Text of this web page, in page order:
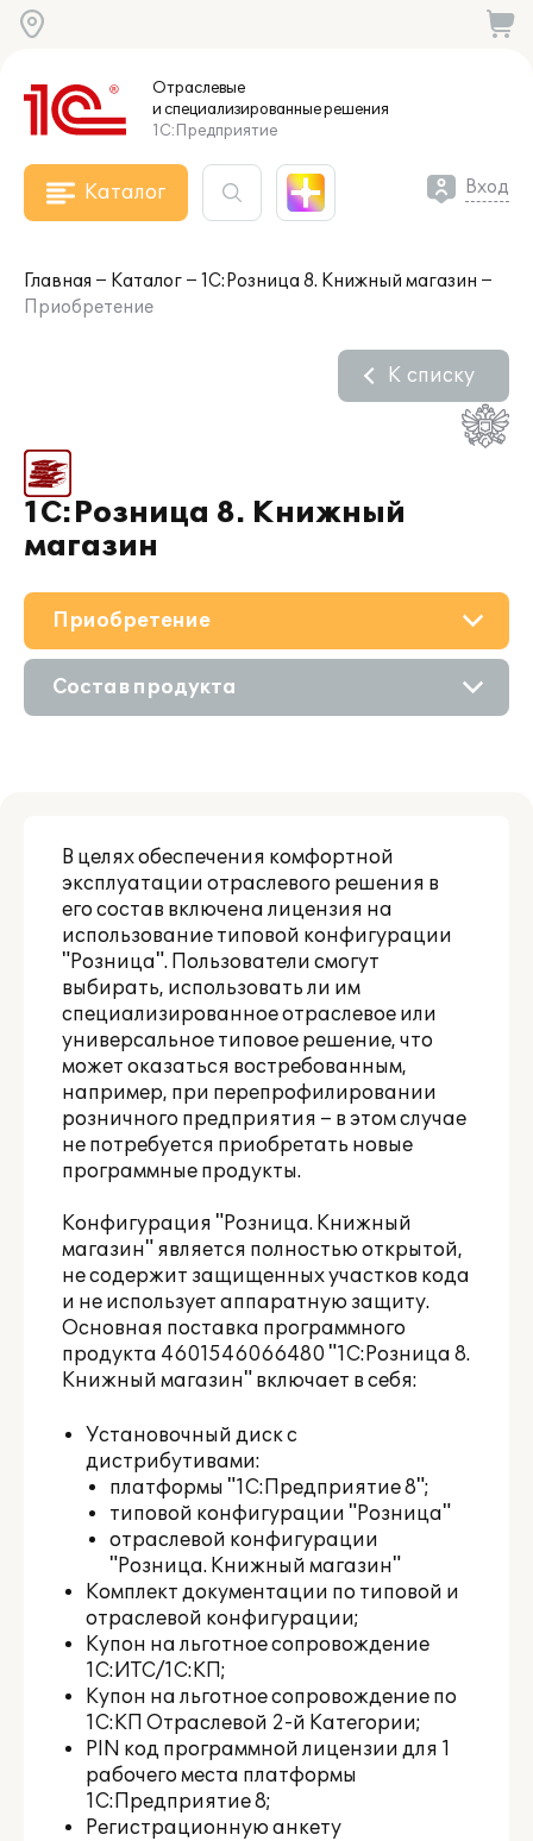
Отраслевые
и специализированныерешения
1С:Предприятие
Каталог Вход
Главная Каталог
1С:Розница 8. Книжный магазин
Приобретение
1С:Розница 8. Книжный
магазин
К списку
О решении
Приобретение
Партнерам
Состав продукта
Аренда продукта
Ознакомление
В целях обеспечения комфортной
эксплуатации отраслевого решения в
его состав включена лицензия на
использование типовой конфигурации
"Розница". Пользователи смогут
выбирать, использовать ли им
специализированное отраслевое или
универсальное типовое решение, что
может оказаться востребованным,
например, при перепрофилировании
розничного предприятия – в этом случае
не потребуется приобретать новые
программные продукты.
Конфигурация "Розница. Книжный
магазин" является полностью открытой,
не содержит защищенных участков кода
и не использует аппаратную защиту.
Основная поставка программного
продукта 4601546066480 "1С:Розница 8.
Книжный магазин" включает в себя:
Установочный диск с
дистрибутивами:
платформы "1С:Предприятие 8";
типовой конфигурации "Розница"
отраслевой конфигурации
"Розница. Книжный магазин"
Комплект документации по типовой и
отраслевой конфигурации;
Купон на льготное сопровождение
1С:ИТС/1С:КП;
Купон на льготное сопровождение по
1С:КП Отраслевой 2-й Категории;
PIN код программной лицензии для 1
рабочего места платформы
1С:Предприятие 8;
Регистрационную анкету